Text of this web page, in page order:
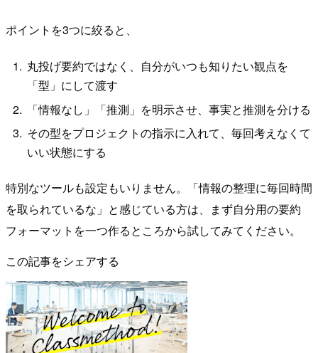
ポイントを3つに絞ると、
丸投げ要約ではなく、自分がいつも知りたい観点を
「型」にして渡す
「情報なし」「推測」を明示させ、事実と推測を分ける
その型をプロジェクトの指示に入れて、毎回考えなくて
いい状態にする
特別なツールも設定もいりません。「情報の整理に毎回時間
を取られているな」と感じている方は、まず自分用の要約
フォーマットを一つ作るところから試してみてください。
この記事をシェアする